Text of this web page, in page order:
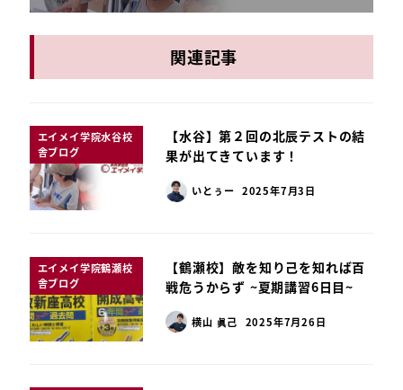
関連記事
エイメイ学院水谷校
舎ブログ
【水谷】第２回の北辰テストの結
果が出てきています！
いとぅー 2025年7月3日
エイメイ学院鶴瀬校
舎ブログ
【鶴瀬校】敵を知り己を知れば百
戦危うからず ~夏期講習6日目~
横山 眞己 2025年7月26日